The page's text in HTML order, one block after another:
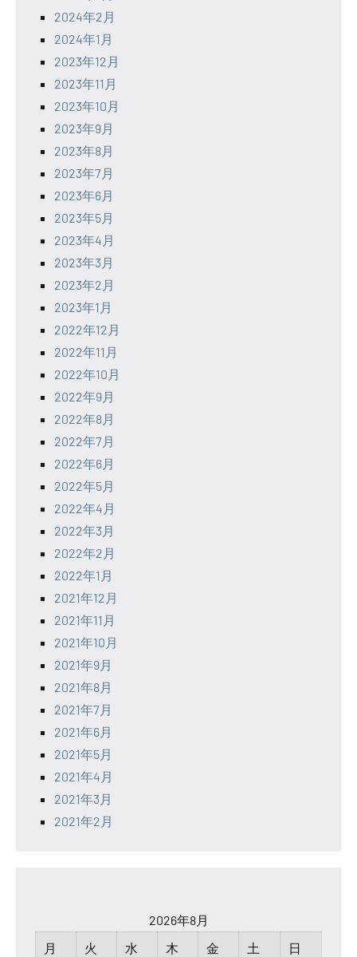
2024年2月
2024年1月
2023年12月
2023年11月
2023年10月
2023年9月
2023年8月
2023年7月
2023年6月
2023年5月
2023年4月
2023年3月
2023年2月
2023年1月
2022年12月
2022年11月
2022年10月
2022年9月
2022年8月
2022年7月
2022年6月
2022年5月
2022年4月
2022年3月
2022年2月
2022年1月
2021年12月
2021年11月
2021年10月
2021年9月
2021年8月
2021年7月
2021年6月
2021年5月
2021年4月
2021年3月
2021年2月
2026年8月
月
火 水 木 金 土 日